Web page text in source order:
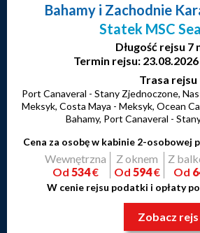
Bahamy i Zachodnie
Statek MSC
Długość rejsu 7
Termin rejsu:
Trasa rejsu
Port Canaveral - Stany Zjednoczone,
Meksyk, Costa Maya - Meksyk, Ocean
Bahamy, Port Canaveral -
Cena za osobę w kabinie 2-osobowej
Wewnętrzna
Od 534€
Z oknem
Od 594€
Z
Od
W cenie rejsu podatki i opłaty
Zobacz rejs